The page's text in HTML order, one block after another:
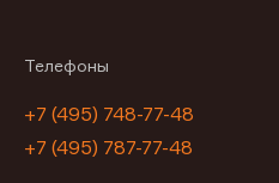
Телефоны
+7 (495) 748-77-48
+7 (495) 787-77-48